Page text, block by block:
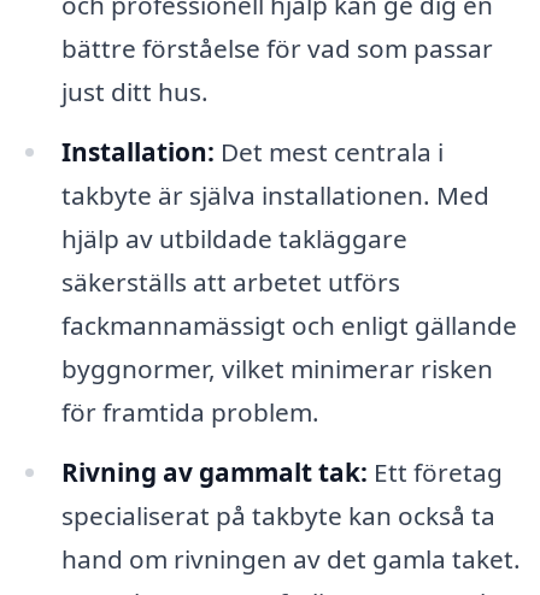
bättre förståelse för vad som passar
just ditt hus.
Installation: Det mest centrala i
takbyte är själva installationen. Med
hjälp av utbildade takläggare
säkerställs att arbetet utförs
fackmannamässigt och enligt gällande
byggnormer, vilket minimerar risken
för framtida problem.
Rivning av gammalt tak: Ett företag
specialiserat på takbyte kan också ta
hand om rivningen av det gamla taket.